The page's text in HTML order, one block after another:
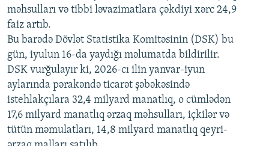
Auto 240p 360p 480p
720p 1080p
480p
720p
1080p
məhsulları və tibbi ləvazimatlara çəkdiyi xərc 24,9
faiz artıb.
Bu barədə Dövlət Statistika Komitəsinin (DSK) bu
gün, iyulun 16-da yaydığı məlumatda bildirilir.
DSK vurğulayır ki, 2026-cı ilin yanvar-iyun
aylarında pərakəndə ticarət şəbəkəsində
istehlakçılara 32,4 milyard manatlıq, o cümlədən
17,6 milyard manatlıq ərzaq məhsulları, içkilər və
tütün məmulatları, 14,8 milyard manatlıq qeyri-